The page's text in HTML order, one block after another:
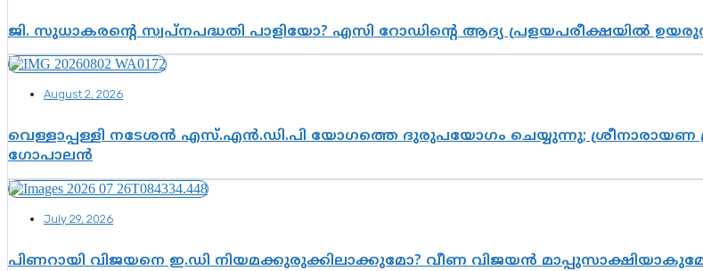
ജി. സുധാകരന്റെ സ്വപ്നപദ്ധതി പാളിയോ? എസി റോഡിന്റെ ആദ്യ പ്രളയപരീക്ഷയിൽ
August 2, 2026
വെള്ളാപ്പള്ളി നടേശൻ എസ്.എൻ.ഡി.പി യോഗത്തെ ദുരുപയോഗം ചെയ്യുന്നു;
ഗോപാലൻ
July 29, 2026
പിണറായി വിജയനെ ഇ.ഡി നിയമക്കുരുക്കിലാക്കുമോ? വീണ വിജയൻ